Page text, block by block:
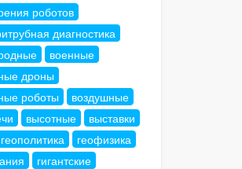
роботов
диагностика
военные
дроны
роботы
воздушные
высотные
выставки
геополитика
геофизика
гигантские